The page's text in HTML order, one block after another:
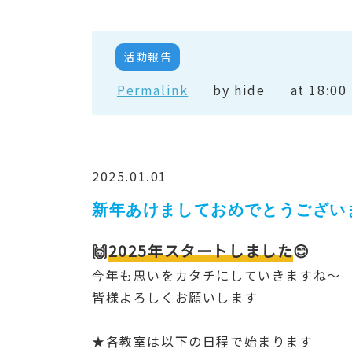
活動報告
Permalink by hide at 18:00
2025.01.01
新年あけましておめでとうござい
🙌2025年スタートしました😊
今年も思いをカタチにしていきますね～
皆様よろしくお願いします
★各教室は以下の日程で始まります